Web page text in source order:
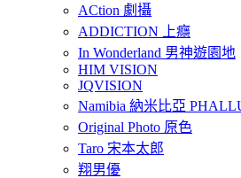
ACtion 劇攝
ADDICTION 上癮
In Wonderland 男神遊園地
HIM VISION
JQVISION
Namibia 納米比亞
Original Photo 原色
Taro 宋本太郎
翔男優